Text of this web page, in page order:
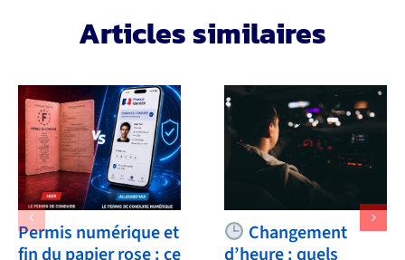
Articles similaires
Permis numérique et
fin du papier rose : ce
Changement
d’heure : quels